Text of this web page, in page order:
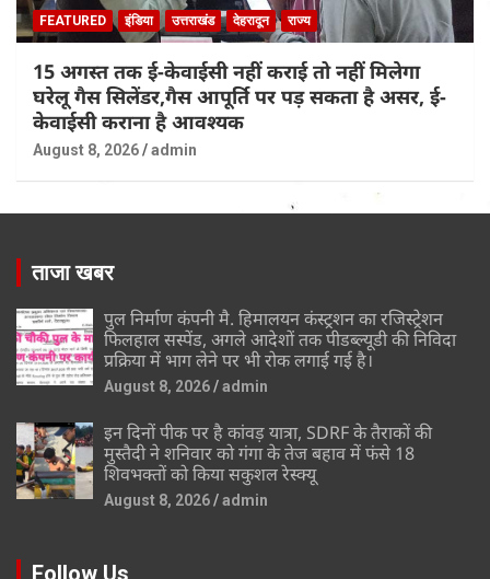
FEATURED इंडिया उत्तराखंड देहरादून राज्य
15 अगस्त तक ई-केवाईसी नहीं कराई तो नहीं मिलेगा
घरेलू गैस सिलेंडर,गैस आपूर्ति पर पड़ सकता है असर, ई-
केवाईसी कराना है आवश्यक
August 8, 2026 admin
ताजा खबर
पुल निर्माण कंपनी मै. हिमालयन कंस्ट्रशन का रजिस्ट्रेशन
फिलहाल सस्पेंड, अगले आदेशों तक पीडब्ल्यूडी की निविदा
प्रक्रिया में भाग लेने पर भी रोक लगाई गई है।
August 8, 2026 admin
इन दिनों पीक पर है कांवड़ यात्रा, SDRF के तैराकों की
मुस्तैदी ने शनिवार को गंगा के तेज बहाव में फंसे 18
शिवभक्तों को किया सकुशल रेस्क्यू
August 8, 2026 admin
Follow Us